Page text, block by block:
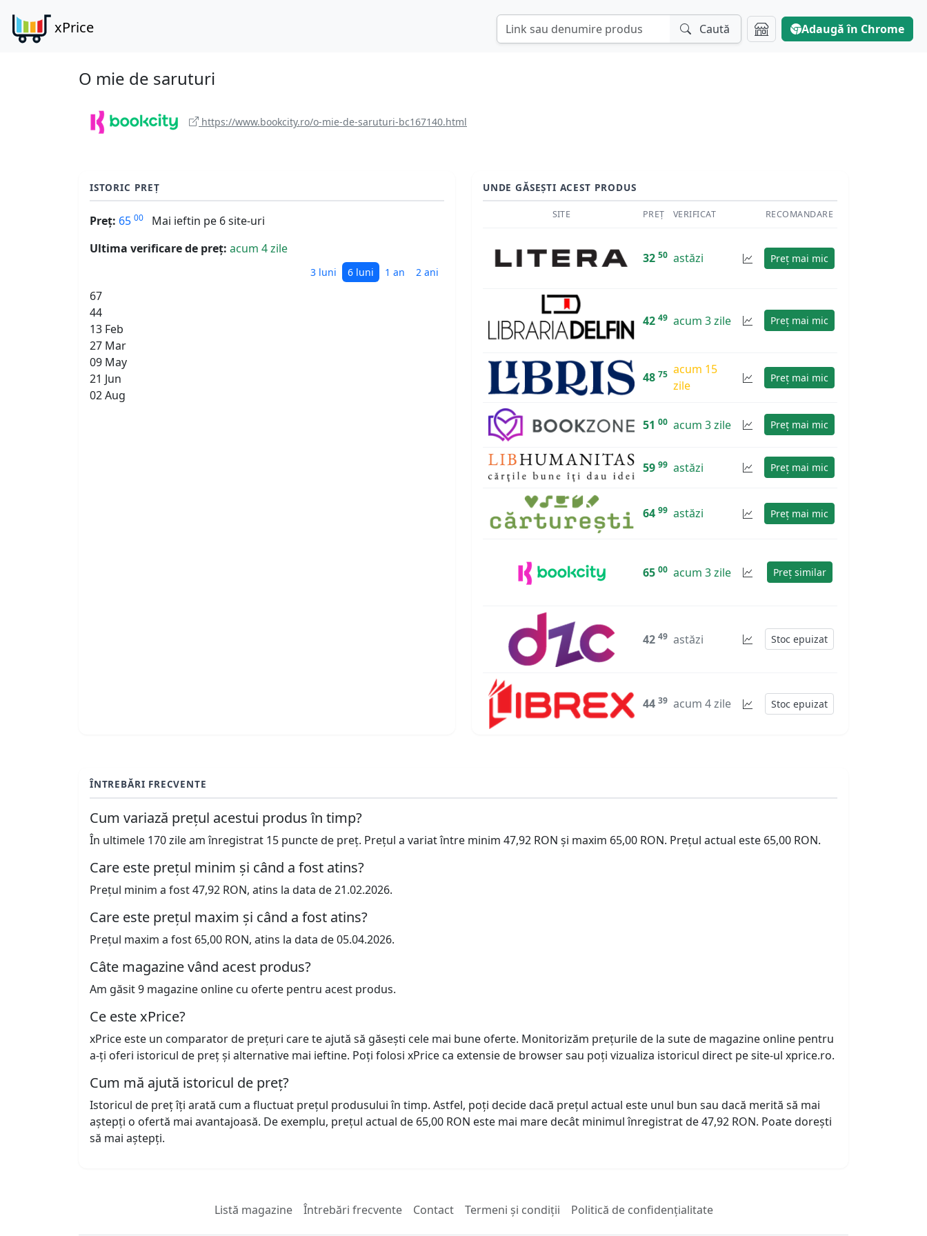
xPrice Caută Adaugă în Chrome
O mie de saruturi
https://www.bookcity.ro/o-mie-de-saruturi-bc167140.html
ISTORIC PREȚ
Preț: 65 00
Mai ieftin pe 6 site-uri
Ultima verificare de preț: acum 4 zile
3 luni 6 luni 1 an 2 ani
67
44
13 Feb
27 Mar
09 May
21 Jun
02 Aug
UNDE GĂSEȘTI ACEST PRODUS
SITE PREȚ VERIFICAT RECOMANDARE
32 50 astăzi Preț mai mic
42 49 acum 3 zile Preț mai mic
48 75 acum 15
zile
Preț mai mic
51 00 acum 3 zile Preț mai mic
59 99 astăzi Preț mai mic
64 99 astăzi Preț mai mic
65 00 acum 3 zile Preț similar
42 49 astăzi Stoc epuizat
44 39 acum 4 zile Stoc epuizat
ÎNTREBĂRI FRECVENTE
Cum variază prețul acestui produs în timp?
În ultimele 170 zile am înregistrat 15 puncte de preț. Prețul a variat între minim 47,92 RON și maxim 65,00 RON. Prețul actual este 65,00 RON.
Care este prețul minim și când a fost atins?
Prețul minim a fost 47,92 RON, atins la data de 21.02.2026.
Care este prețul maxim și când a fost atins?
Prețul maxim a fost 65,00 RON, atins la data de 05.04.2026.
Câte magazine vând acest produs?
Am găsit 9 magazine online cu oferte pentru acest produs.
Ce este xPrice?
xPrice este un comparator de prețuri care te ajută să găsești cele mai bune oferte. Monitorizăm prețurile de la sute de magazine online pentru
a-ți oferi istoricul de preț și alternative mai ieftine. Poți folosi xPrice ca extensie de browser sau poți vizualiza istoricul direct pe site-ul xprice.ro.
Cum mă ajută istoricul de preț?
Istoricul de preț îți arată cum a fluctuat prețul produsului în timp. Astfel, poți decide dacă prețul actual este unul bun sau dacă merită să mai
aștepți o ofertă mai avantajoasă. De exemplu, prețul actual de 65,00 RON este mai mare decât minimul înregistrat de 47,92 RON. Poate dorești
să mai aștepți.
Listă magazine Întrebări frecvente Contact Termeni și condiții Politică de confidențialitate